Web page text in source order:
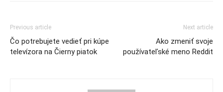
Previous article
Čo potrebujete vedieť pri kúpe
televízora na Čierny piatok
Next article
Ako zmeniť svoje
používateľské meno Reddit